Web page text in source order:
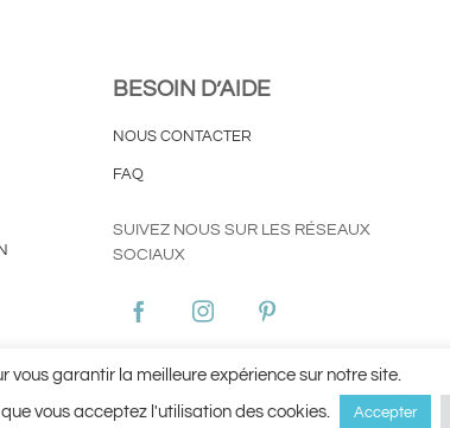
BESOIN D’AIDE
NOUS CONTACTER
FAQ
SUIVEZ NOUS SUR LES RÉSEAUX
SOCIAUX
d’Utilisation ©Aginax 2022Conditions Générales de Vente
vous garantir la meilleure expérience sur notre site.
vous acceptez l'utilisation des cookies. Accepter